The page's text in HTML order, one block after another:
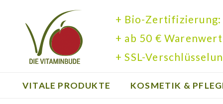
+ Bio-Zertifizierung:
+ ab 50 €
+ SSL-
VITALE PRODUKTE KOSMETIK &